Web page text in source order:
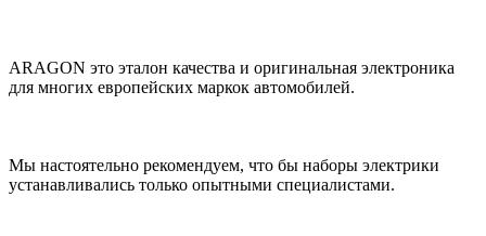
ARAGON это эталон качества и оригинальная электроника
для многих европейских маркок автомобилей.
Мы настоятельно рекомендуем, что бы наборы электрики
устанавливались только опытными специалистами.